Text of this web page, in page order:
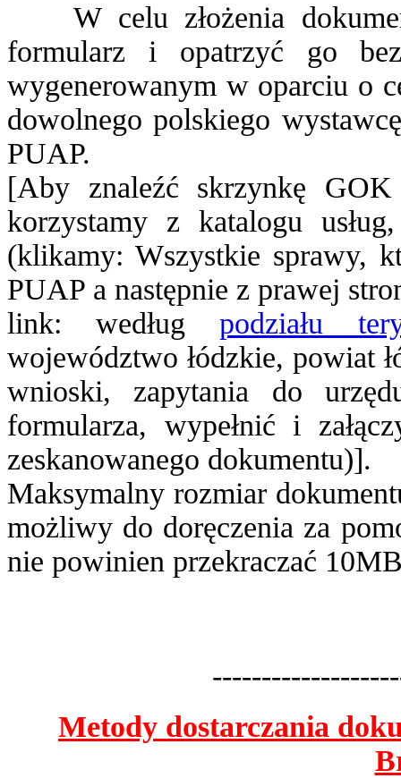
W celu złożenia
formularz i opatrzyć go
wygenerowanym w oparciu o
dowolnego polskiego
PUAP.
[Aby znaleźć skrzynkę
korzystamy z katalogu
(klikamy: Wszystkie sprawy,
PUAP a następnie z prawej
link: wedługpodziału
województwo łódzkie, powiat
wnioski, zapytania do
formularza, wypełnić i
zeskanowanego dokumentu)].
Maksymalny rozmiar
możliwy do doręczenia za
nie powinien przekraczać
Metody dostarczania